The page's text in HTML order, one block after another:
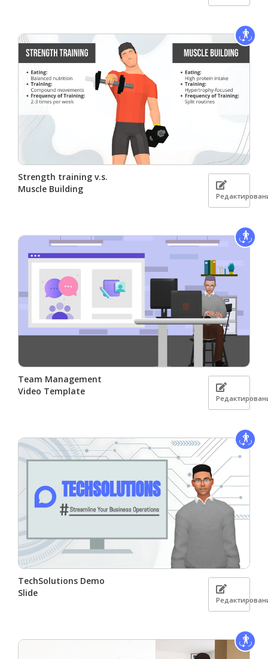
Strength training v.s.
Muscle Building
Team Management
Video Template
TechSolutions Demo
Slide